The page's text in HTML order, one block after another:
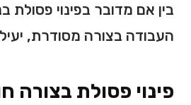
בין אם מדובר בפינוי פסולת
העבודה בצורה מסודרת,
פינוי פסולת בצורה